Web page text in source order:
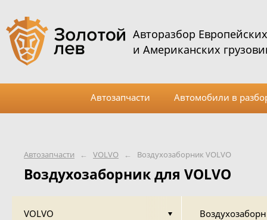
Автозапчасти ← VOLVO ← Воздухозаборник VOLVO
Воздухозаборник для VOLVO
VOLVO
Авторазбор Европейских
и Американских
Автозапчасти Автомобили в